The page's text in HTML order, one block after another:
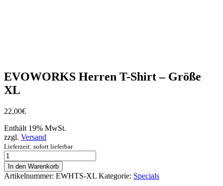
EVOWORKS Herren T-Shirt – Größe
XL
22,00€
Enthält 19% MwSt.
zzgl. Versand
Lieferzeit: sofort lieferbar
EVOWORKS
Herren
T-
Shirt
In den Warenkorb
Artikelnummer: EWHTS-XL Kategorie: Specials